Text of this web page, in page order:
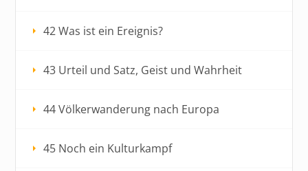
42 Was ist ein Ereignis?
43 Urteil und Satz, Geist und Wahrheit
44 Völkerwanderung nach Europa
45 Noch ein Kulturkampf